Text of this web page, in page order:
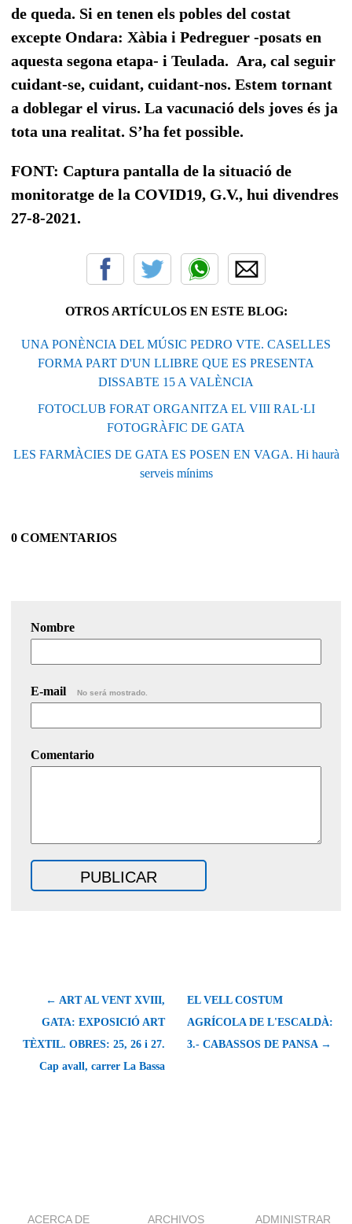
de queda. Si en tenen els pobles del costat
excepte Ondara: Xàbia i Pedreguer -posats en
aquesta segona etapa- i Teulada. Ara, cal seguir
cuidant-se, cuidant, cuidant-nos. Estem tornant
a doblegar el virus. La vacunació dels joves és ja
tota una realitat. S’ha fet possible.
FONT: Captura pantalla de la situació de
monitoratge de la COVID19, G.V., hui divendres
27-8-2021.
OTROS ARTÍCULOS EN ESTE BLOG:
UNA PONÈNCIA DEL MÚSIC PEDRO VTE. CASELLES
FORMA PART D'UN LLIBRE QUE ES PRESENTA
DISSABTE 15 A VALÈNCIA
FOTOCLUB FORAT ORGANITZA EL VIII RAL·LI
FOTOGRÀFIC DE GATA
LES FARMÀCIES DE GATA ES POSEN EN VAGA. Hi haurà
serveis mínims
0 COMENTARIOS
Nombre
E-mail No será mostrado.
Comentario
← ART AL VENT XVIII,
GATA: EXPOSICIÓ ART
TÈXTIL. OBRES: 25, 26 i 27.
Cap avall, carrer La Bassa
EL VELL COSTUM
AGRÍCOLA DE L'ESCALDÀ:
3.- CABASSOS DE PANSA →
ACERCA DE ARCHIVOS ADMINISTRAR